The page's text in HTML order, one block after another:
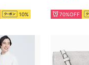
10% 70%OFF